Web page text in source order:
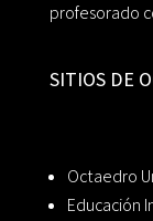
profesorado
SITIOS DE
Octaedro
Educación